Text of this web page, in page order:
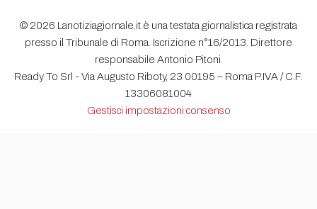
© 2026 Lanotiziagiornale.it è una testata giornalistica registrata
presso il Tribunale di Roma. Iscrizione n°16/2013. Direttore
responsabile Antonio Pitoni.
Ready To Srl - Via Augusto Riboty, 23 00195 – Roma P.IVA / C.F.
13306081004
Gestisci impostazioni consenso